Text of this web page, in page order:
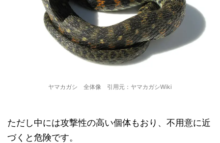
ヤマカガシ 全体像 引用元：ヤマカガシWiki
ただし中には攻撃性の高い個体もおり、不用意に近
づくと危険です。